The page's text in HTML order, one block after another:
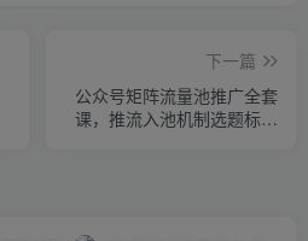
下一篇
公众号矩阵流量池推广全套
课，推流入池机制选题标题